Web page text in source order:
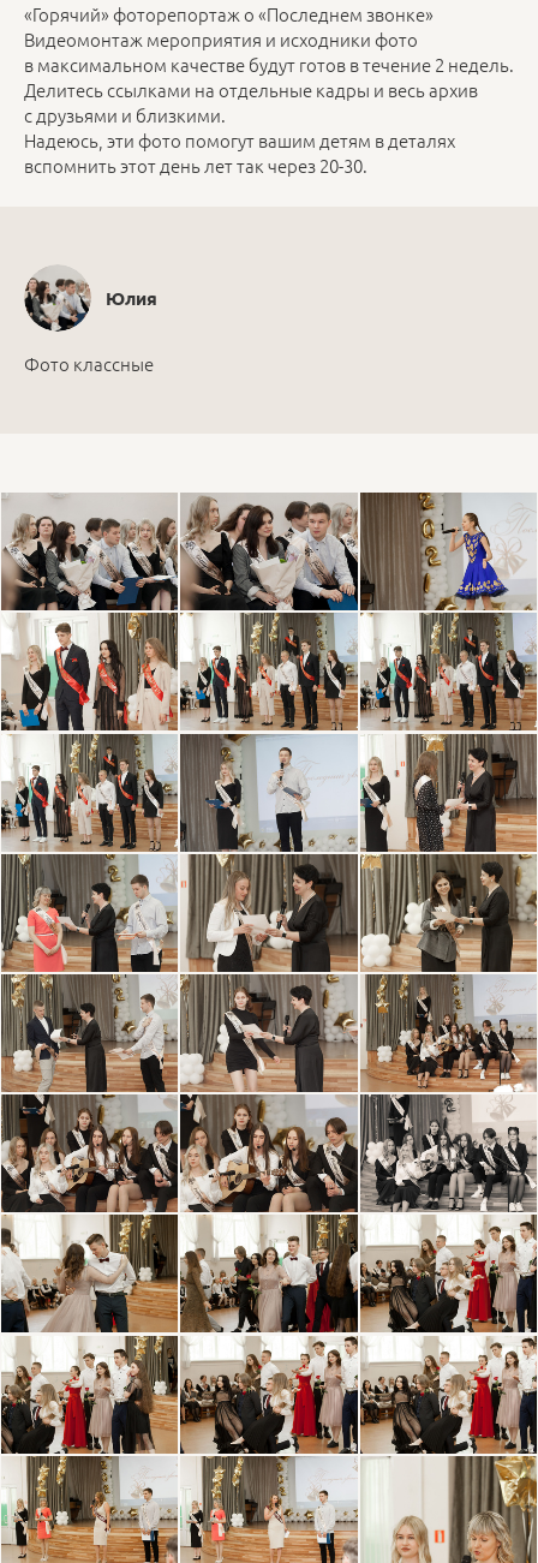
«Горячий» фоторепортаж о «Последнем звонке»
Видеомонтаж мероприятия и исходники фото
в максимальном качестве будут готов в течение 2 недель.
Делитесь ссылками на отдельные кадры и весь архив
с друзьями и близкими.
Надеюсь, эти фото помогут вашим детям в деталях
вспомнить этот день лет так через 20-30.
Юлия
Фото классные